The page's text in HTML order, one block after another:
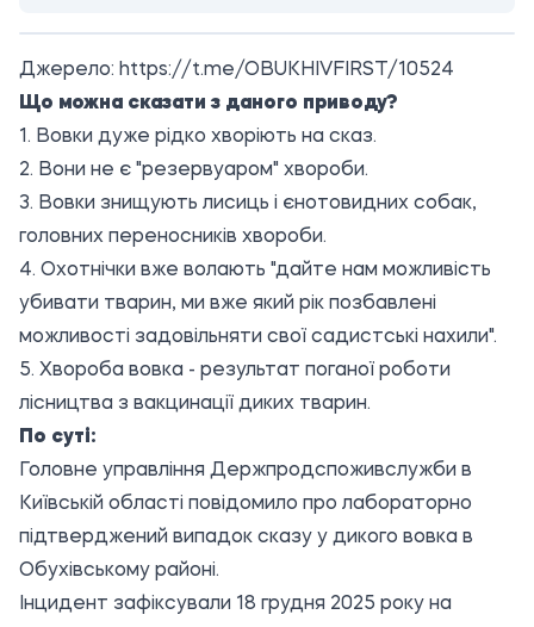
Джерело: https://t.me/OBUKHIVFIRST/10524
Що можна сказати з даного приводу?
1. Вовки дуже рідко хворіють на сказ.
2. Вони не є "резервуаром" хвороби.
3. Вовки знищують лисиць і єнотовидних собак,
головних переносників хвороби.
4. Охотнічки вже волають "дайте нам можливість
убивати тварин, ми вже який рік позбавлені
можливості задовільняти свої садистські нахили".
5. Хвороба вовка - результат поганої роботи
лісництва з вакцинації диких тварин.
По суті:
Головне управління Держпродспоживслужби в
Київській області повідомило про лабораторно
підтверджений випадок сказу у дикого вовка в
Обухівському районі.
Інцидент зафіксували 18 грудня 2025 року на